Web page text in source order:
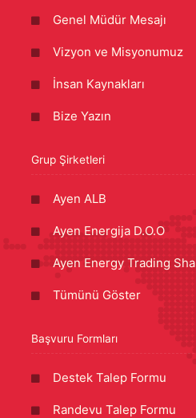
Genel Müdür Mesajı
Vizyon ve Misyonumuz
İnsan Kaynakları
Bize Yazın
Grup Şirketleri
Ayen ALB
Ayen Energija D.O.O
Ayen Energy Trading Sha
Tümünü Göster
Başvuru Formları
Destek Talep Formu
Randevu Talep Formu